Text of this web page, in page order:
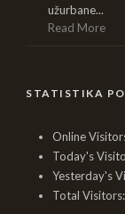
užurbane...
Read More
STATISTIKA
Online
Today's
Yesterday's
Total Visitors: